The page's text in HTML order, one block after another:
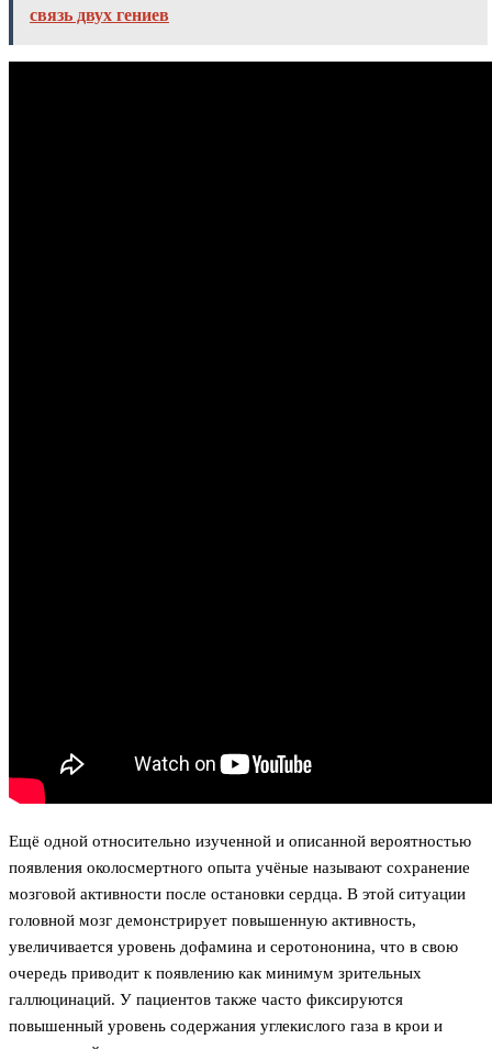
связь двух гениев
Ещё одной относительно изученной и описанной вероятностью
появления околосмертного опыта учёные называют сохранение
мозговой активности после остановки сердца. В этой ситуации
головной мозг демонстрирует повышенную активность,
увеличивается уровень дофамина и серотононина, что в свою
очередь приводит к появлению как минимум зрительных
галлюцинаций. У пациентов также часто фиксируются
повышенный уровень содержания углекислого газа в крои и